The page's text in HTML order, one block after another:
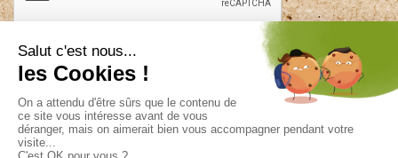
ENVOYER